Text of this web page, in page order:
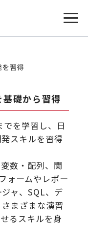
習得
礎から習得
を学習し、日
スキルを習得
数・配列、関
ォームやレポー
ャ、SQL、デ
まざまな演習
るスキルを身